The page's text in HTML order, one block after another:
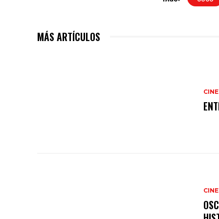
MÁS ARTÍCULOS
CINE
CINE